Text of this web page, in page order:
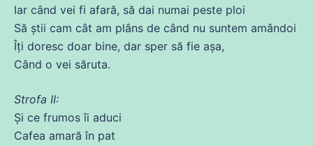
Iar când vei fi afară, să dai numai peste ploi
Să știi cam cât am plâns de când nu suntem amândoi
Îți doresc doar bine, dar sper să fie așa,
Când o vei săruta.
Strofa II:
Și ce frumos îi aduci
Cafea amară în pat